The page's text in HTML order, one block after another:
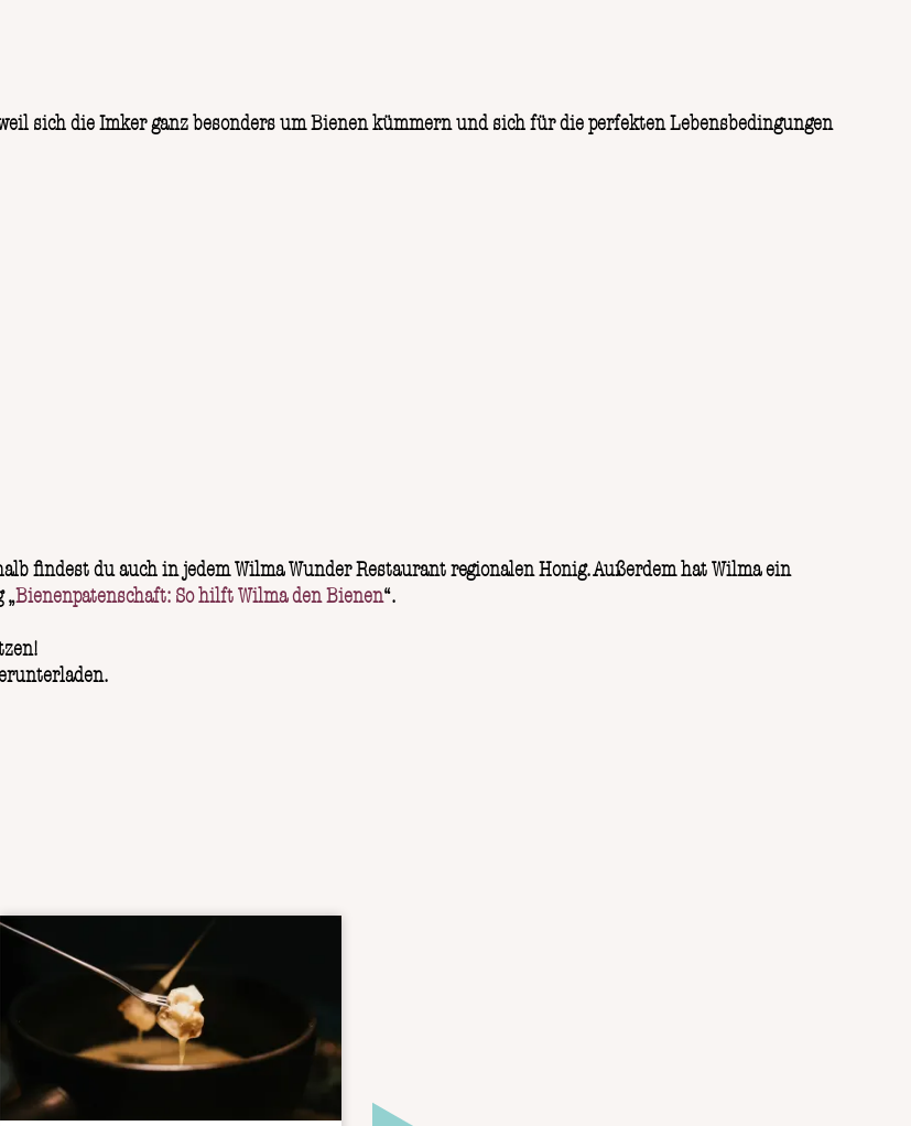
sich die Imker ganz besonders um Bienen kümmern und sich für die perfekten Lebensbedingungen
findest du auch in jedem Wilma Wunder Restaurant regionalen Honig. Außerdem hat Wilma ein
„Bienenpatenschaft: So hilft Wilma den Bienen“.